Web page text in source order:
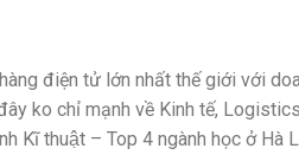
điện tử lớn nhất thế giới với
ko chỉ mạnh về Kinh tế,
Kĩ thuật – Top 4 ngành học ở Hà